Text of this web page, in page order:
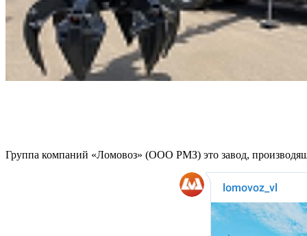
Группа компаний «Ломовоз» (ООО РМЗ) это завод,